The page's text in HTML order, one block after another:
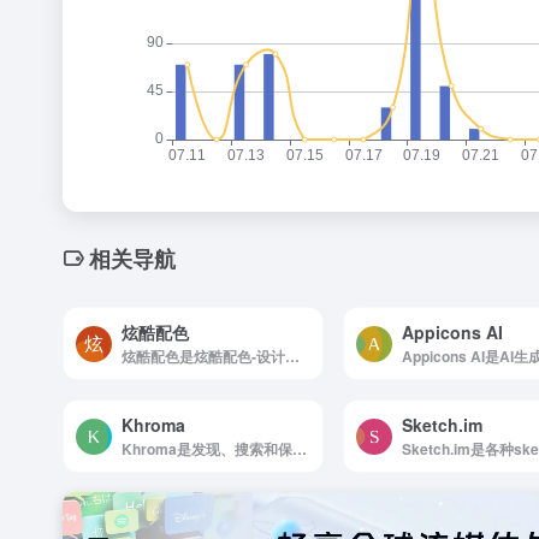
相关导航
炫酷配色
炫酷配色是炫酷配色-设计师配色神器
Appicons AI
Khroma
Khroma是发现、搜索和保存您喜欢的颜色
Sketch.im